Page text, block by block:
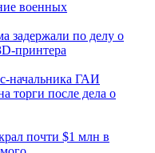
военных
задержали по делу о
начальника ГАИ
торги после дела о
почти $1 млн в